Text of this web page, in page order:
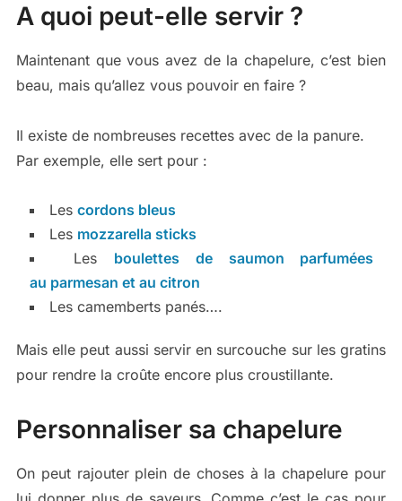
A quoi peut-elle servir ?
Maintenant que vous avez de la chapelure, c’est bien
beau, mais qu’allez vous pouvoir en faire ?
Il existe de nombreuses recettes avec de la panure.
Par exemple, elle sert pour :
Les cordons bleus
Les mozzarella sticks
Les boulettes de saumon parfumées
au parmesan et au citron
Les camemberts panés….
Mais elle peut aussi servir en surcouche sur les gratins
pour rendre la croûte encore plus croustillante.
Personnaliser sa chapelure
On peut rajouter plein de choses à la chapelure pour